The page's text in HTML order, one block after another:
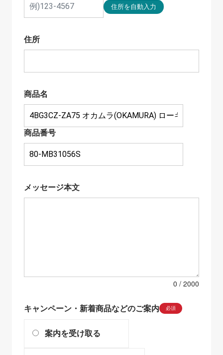
住所
商品名
商品番号
メッセージ本文
0
キャンペーン・新着商品などのご案内 必須
案内を受け取る